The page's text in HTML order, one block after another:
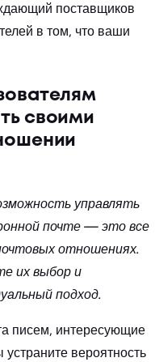
поставщиков
в том, что ваши
своими
управлять
почте — это все
отношениях.
их выбор и
подход.
писем, интересующие
вероятность